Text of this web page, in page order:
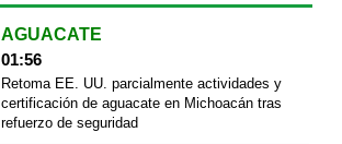
AGUACATE
01:56
Retoma EE. UU. parcialmente actividades y
certificación de aguacate en Michoacán tras
refuerzo de seguridad